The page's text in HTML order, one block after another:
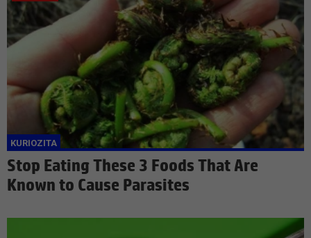
Stop Eating These 3 Foods That Are
Known to Cause Parasites